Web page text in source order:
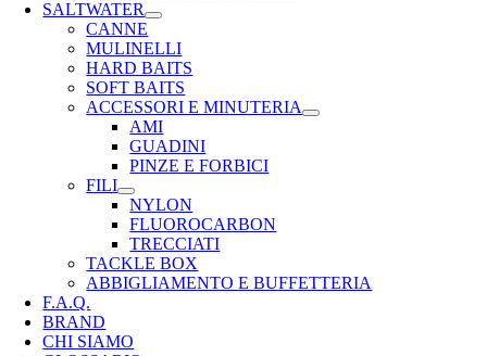
SALTWATER
CANNE
MULINELLI
HARD BAITS
SOFT BAITS
ACCESSORI E MINUTERIA
AMI
GUADINI
PINZE E FORBICI
FILI
NYLON
FLUOROCARBON
TRECCIATI
TACKLE BOX
ABBIGLIAMENTO E BUFFETTERIA
F.A.Q.
BRAND
CHI SIAMO